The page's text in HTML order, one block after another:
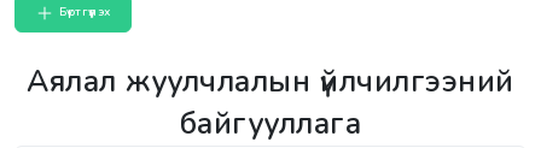
Бүртгүүлэх
Аялал жуулчлалын үйлчилгээний
байгууллага